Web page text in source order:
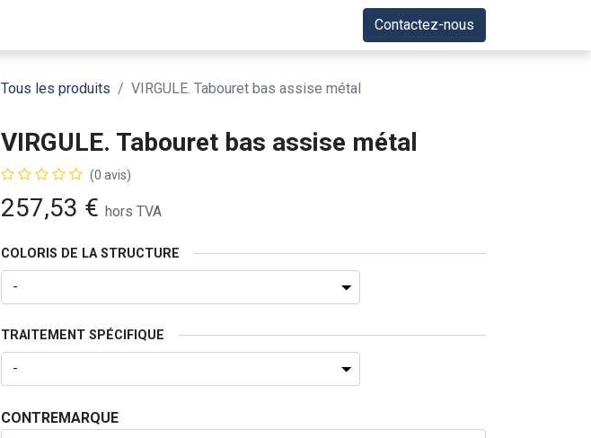
Contactez-nous
Tous les produits VIRGULE. Tabouret bas assise métal
VIRGULE. Tabouret bas assise métal
(0 avis)
257,53 € hors TVA
COLORIS DE LA STRUCTURE
TRAITEMENT SPÉCIFIQUE
CONTREMARQUE